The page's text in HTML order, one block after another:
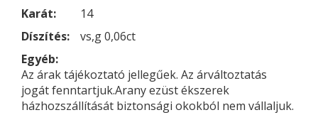
Karát:
14
Díszítés:
vs,g 0,06ct
Egyéb:
Az árak tájékoztató jellegűek. Az árváltoztatás
jogát fenntartjuk.Arany ezüst ékszerek
házhozszállítását biztonsági okokból nem vállaljuk.